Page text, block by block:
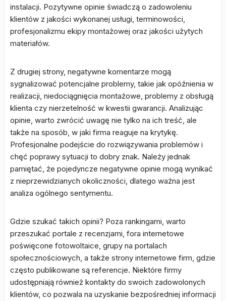
instalacji. Pozytywne opinie świadczą o zadowoleniu
klientów z jakości wykonanej usługi, terminowości,
profesjonalizmu ekipy montażowej oraz jakości użytych
materiałów.
Z drugiej strony, negatywne komentarze mogą
sygnalizować potencjalne problemy, takie jak opóźnienia w
realizacji, niedociągnięcia montażowe, problemy z obsługą
klienta czy nierzetelność w kwestii gwarancji. Analizując
opinie, warto zwrócić uwagę nie tylko na ich treść, ale
także na sposób, w jaki firma reaguje na krytykę.
Profesjonalne podejście do rozwiązywania problemów i
chęć poprawy sytuacji to dobry znak. Należy jednak
pamiętać, że pojedyncze negatywne opinie mogą wynikać
z nieprzewidzianych okoliczności, dlatego ważna jest
analiza ogólnego sentymentu.
Gdzie szukać takich opinii? Poza rankingami, warto
przeszukać portale z recenzjami, fora internetowe
poświęcone fotowoltaice, grupy na portalach
społecznościowych, a także strony internetowe firm, gdzie
często publikowane są referencje. Niektóre firmy
udostępniają również kontakty do swoich zadowolonych
klientów, co pozwala na uzyskanie bezpośredniej informacji